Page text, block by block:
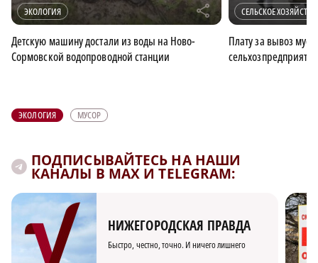
ЭКОЛОГИЯ r
Детскую машину достали из воды на Ново-
Сормовской водопроводной станции
СЕЛЬСКОЕ ХОЗЯЙСТВО
Плату за вывоз
ЭКОЛОГИЯ МУСОР
ПОДПИСЫВАЙТЕСЬ НА НАШИ
КАНАЛЫ В MAX И TELEGRAM:
НИЖЕГОРОДСКАЯ ПРАВДА
Быстро, честно, точно. И ничего лишнего